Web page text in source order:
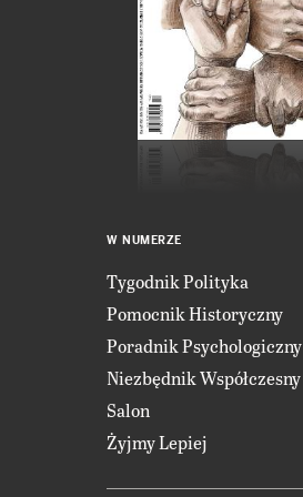
W NUMERZE
Tygodnik Polityka
Pomocnik Historyczny
Poradnik Psychologiczny
Niezbędnik Współczesny
Salon
Żyjmy Lepiej